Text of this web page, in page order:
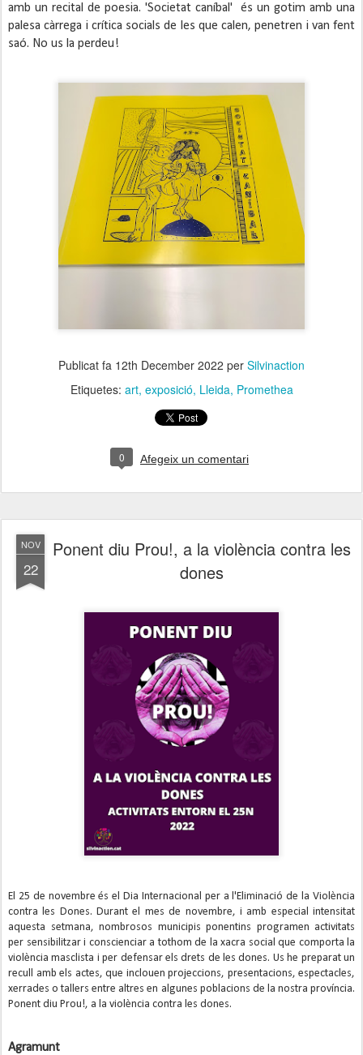
amb un recital de poesia. 'Societat caníbal'
és un gotim amb una
palesa càrrega i crítica socials de les que calen, penetren i van fent
saó. No us la perdeu!
Publicat fa 12th December 2022 per Silvinaction
Etiquetes: art exposició Lleida Promethea
0 Afegeix un comentari
NOV
22
Ponent diu Prou!, a la violència contra les
dones
El 25 de novembre és el Dia Internacional per a l'Eliminació de la Violència
contra les Dones. Durant el mes de novembre, i amb especial intensitat
aquesta setmana, nombrosos municipis ponentins programen activitats
per sensibilitzar i conscienciar a tothom de la xacra social que comporta la
violència masclista i per defensar els drets de les dones. Us he preparat un
recull amb els actes, que inclouen projeccions, presentacions, espectacles,
xerrades o tallers entre altres en algunes poblacions de la nostra província.
Ponent diu Prou!, a la violència contra les dones.
Agramunt